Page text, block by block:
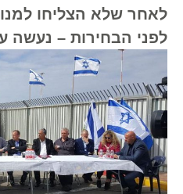
לאחר שלא הצליחו
לפני הבחירות – נעשה